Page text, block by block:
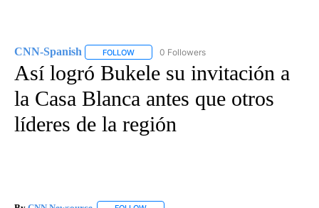
CNN-Spanish FOLLOW FOLLOW "CNN-SPANISH" TO RECEIVE
0 Followers
Así logró Bukele su invitación a
la Casa Blanca antes que otros
líderes de la región